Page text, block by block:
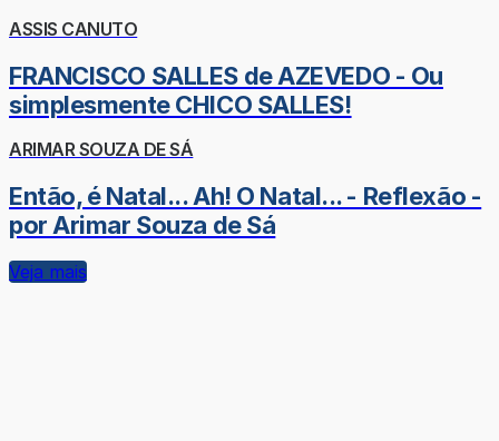
ASSIS CANUTO
FRANCISCO SALLES de AZEVEDO - Ou
simplesmente CHICO SALLES!
ARIMAR SOUZA DE SÁ
Então, é Natal... Ah! O Natal... - Reflexão -
por Arimar Souza de Sá
Veja mais